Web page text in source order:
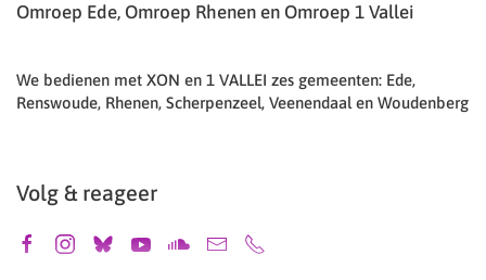
Omroep Ede, Omroep Rhenen en Omroep 1 Vallei
We bedienen met XON en 1 VALLEI zes gemeenten: Ede,
Renswoude, Rhenen, Scherpenzeel, Veenendaal en Woudenberg
Volg & reageer